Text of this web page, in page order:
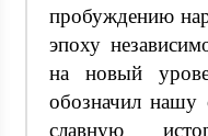
пробуждению
эпоху
на новый
обозначил
славную